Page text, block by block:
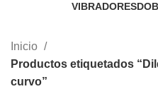
VIBRADORES
Inicio
Productos etiquetados
curvo”